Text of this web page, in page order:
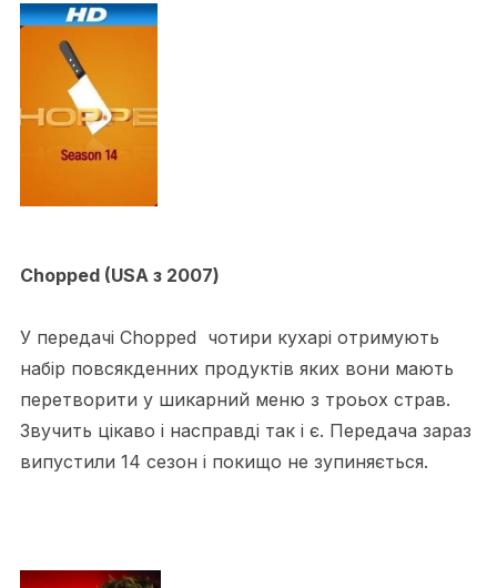
Chopped (USA з 2007)
У передачі Chopped чотири кухарі отримують
набір повсякденних продуктів яких вони мають
перетворити у шикарний меню з троьох страв.
Звучить цікаво і насправді так і є. Передача зараз
випустили 14 сезон і покищо не зупиняється.